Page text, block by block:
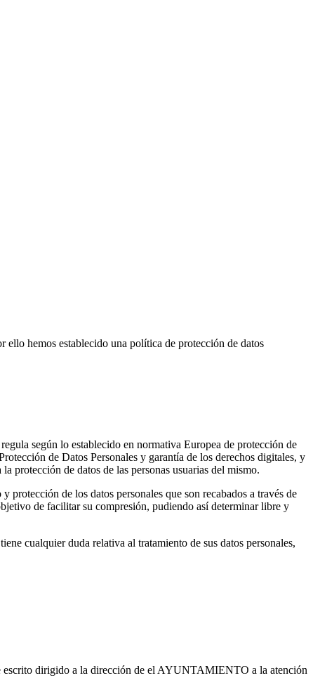
ello hemos establecido una política de protección de datos
según lo establecido en normativa Europea de protección de
de Datos Personales y garantía de los derechos digitales, y
protección de datos de las personas usuarias del mismo.
de los datos personales que son recabados a través de
de facilitar su compresión, pudiendo así determinar libre y
cualquier duda relativa al tratamiento de sus datos personales,
escrito dirigido a la dirección de el AYUNTAMIENTO a la atención